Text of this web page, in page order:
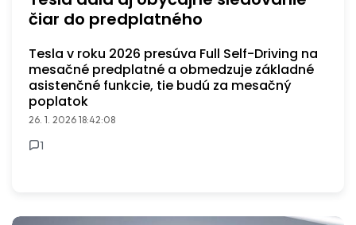
čiar do predplatného
Tesla v roku 2026 presúva Full Self-Driving na
mesačné predplatné a obmedzuje základné
asistenčné funkcie, tie budú za mesačný
poplatok
26. 1. 2026 18:42:08
1